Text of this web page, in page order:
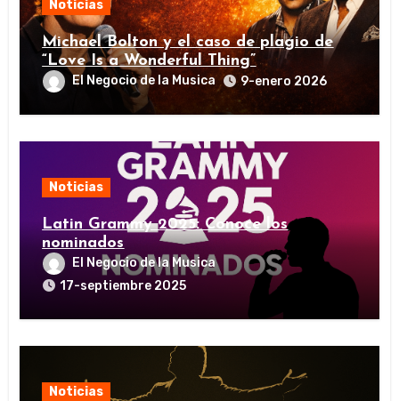
Noticias
Michael Bolton y el caso de plagio de
“Love Is a Wonderful Thing”
El Negocio de la Musica 9-enero 2026
Noticias
Latin Grammy 2025: Conoce los
nominados
El Negocio de la Musica
17-septiembre 2025
Noticias